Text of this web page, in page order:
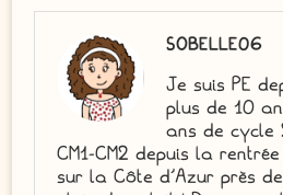
SOBELLE06
Je suis PE
plus de 10
ans de cycle
CM1-CM2 depuis la
sur la Côte d'Azur près